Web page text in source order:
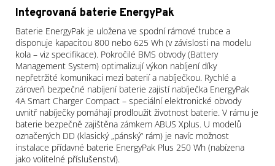
Integrovaná baterie EnergyPak
Baterie EnergyPak je uložena ve spodní rámové trubce a
disponuje kapacitou 800 nebo 625 Wh (v závislosti na modelu
kola – viz specifikace). Pokročilé BMS obvody (Battery
Management System) optimalizují výkon nabíjení díky
nepřetržité komunikaci mezi baterií a nabíječkou. Rychlé a
zároveň bezpečné nabíjení baterie zajistí nabíječka EnergyPak
4A Smart Charger Compact – speciální elektronické obvody
uvnitř nabíječky pomáhají prodloužit životnost baterie. V rámu je
baterie bezpečně zajištěna zámkem ABUS Xplus. U modelů
označených DD (klasický „pánský“ rám) je navíc možnost
instalace přídavné baterie EnergyPak Plus 250 Wh (nabízena
jako volitelné příslušenství).